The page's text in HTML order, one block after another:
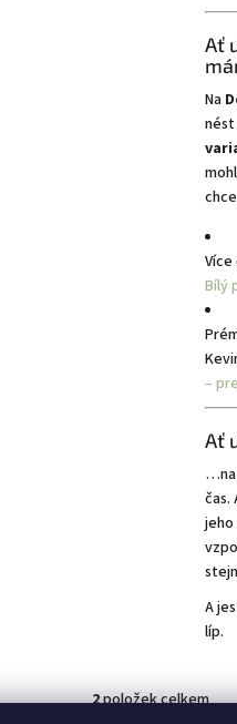
Ať
Na
Bílý
–
Ať
…na
čas.
jeho
A
líp.
O
2položek celkem